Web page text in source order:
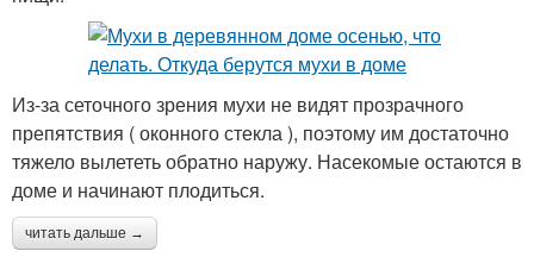
Из-за сеточного зрения мухи не видят прозрачного
препятствия ( оконного стекла ), поэтому им достаточно
тяжело вылететь обратно наружу. Насекомые остаются в
доме и начинают плодиться.
читать дальше →